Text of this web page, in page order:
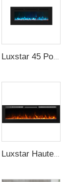
Luxstar 45 Pouces Média Électrique Cheminée chauffante Moderne Encastrable et Murale 13 Couleurs Décoratives Cadre
Luxstar Haute Qualité Intérieur 72 Pouces Encastré Électrique Cheminée Chauffage 1500W Commande à Distance Décor Flamme LED Et Cristal Logest